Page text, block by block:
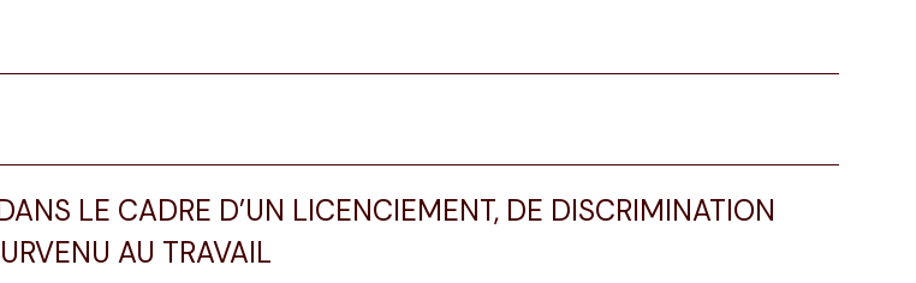
LE CADRE D’UN LICENCIEMENT, DE DISCRIMINATION
AU TRAVAIL